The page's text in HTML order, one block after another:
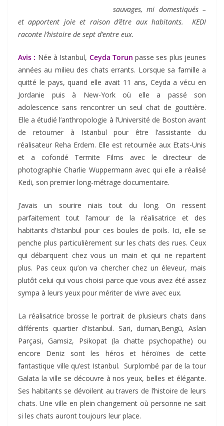
sauvages, mi domestiqués –
et apportent joie et raison d’être aux habitants. KEDI
raconte l’histoire de sept d’entre eux.
Avis : Née à Istanbul, Ceyda Torun passe ses plus jeunes
années au milieu des chats errants. Lorsque sa famille a
quitté le pays, quand elle avait 11 ans, Ceyda a vécu en
Jordanie puis à New-York où elle a passé son
adolescence sans rencontrer un seul chat de gouttière.
Elle a étudié l’anthropologie à l’Université de Boston avant
de retourner à Istanbul pour être l’assistante du
réalisateur Reha Erdem. Elle est retournée aux Etats-Unis
et a cofondé Termite Films avec le directeur de
photographie Charlie Wuppermann avec qui elle a réalisé
Kedi, son premier long-métrage documentaire.
J’avais un sourire niais tout du long. On ressent
parfaitement tout l’amour de la réalisatrice et des
habitants d’Istanbul pour ces boules de poils. Ici, elle se
penche plus particulièrement sur les chats des rues. Ceux
qui débarquent chez vous un main et qui ne repartent
plus. Pas ceux qu’on va chercher chez un éleveur, mais
plutôt celui qui vous choisi parce que vous avez été assez
sympa à leurs yeux pour mériter de vivre avec eux.
La réalisatrice brosse le portrait de plusieurs chats dans
différents quartier d’Istanbul. Sari, duman,Bengü, Aslan
Parçasi, Gamsiz, Psikopat (la chatte psychopathe) ou
encore Deniz sont les héros et héroïnes de cette
fantastique ville qu’est Istanbul. Surplombé par de la tour
Galata la ville se découvre à nos yeux, belles et élégante.
Ses habitants se dévoilent au travers de l’histoire de leurs
chats. Une ville en plein changement où personne ne sait
si les chats auront toujours leur place.